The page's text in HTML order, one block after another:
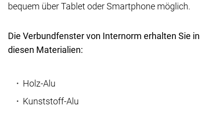
bequem über Tablet oder Smartphone möglich.
Die Verbundfenster von Internorm erhalten Sie in
diesen Materialien:
Holz-Alu
Kunststoff-Alu